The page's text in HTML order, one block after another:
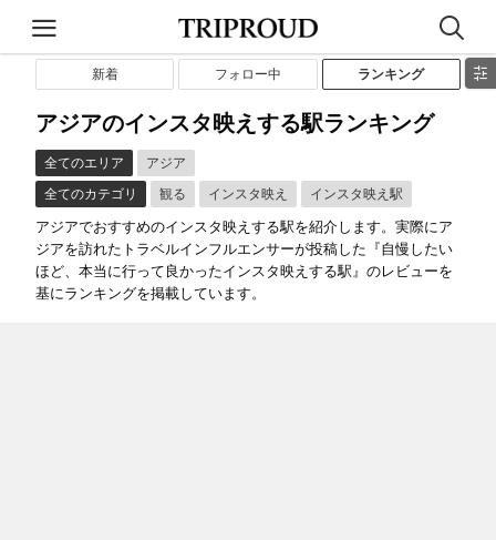
新着 フォロー中 ランキング
アジアのインスタ映えする駅ランキング
全てのエリア
アジア
全てのカテゴリ
観る インスタ映え インスタ映え駅
アジアでおすすめのインスタ映えする駅を紹介します。実際にア
ジアを訪れたトラベルインフルエンサーが投稿した『自慢したい
ほど、本当に行って良かったインスタ映えする駅』のレビューを
基にランキングを掲載しています。